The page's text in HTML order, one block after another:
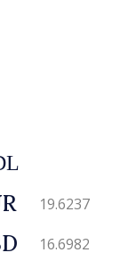
19.6237
16.6982